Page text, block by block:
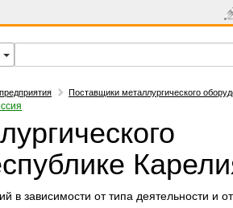
Поставщики металлургического
в зависимости от типа деятельности и